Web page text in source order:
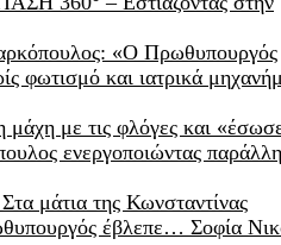
«Ο Πρωθυπουργός
φωτισμό και ιατρικά
μάχη με τις φλόγες και
ενεργοποιώντας
μάτια της Κωνσταντίνας
έβλεπε… Σοφία